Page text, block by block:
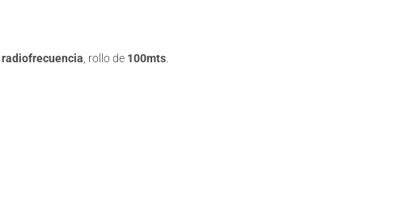
radiofrecuencia , rollo de 100mts